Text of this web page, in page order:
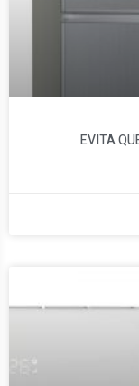
EVITA